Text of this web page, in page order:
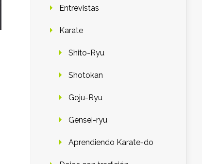
Entrevistas
Karate
Shito-Ryu
Shotokan
Goju-Ryu
Gensei-ryu
Aprendiendo Karate-do